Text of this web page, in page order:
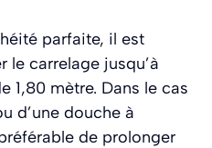
parfaite, il est
le carrelage jusqu’à
1,80 mètre. Dans le cas
d’une douche à
de prolonger